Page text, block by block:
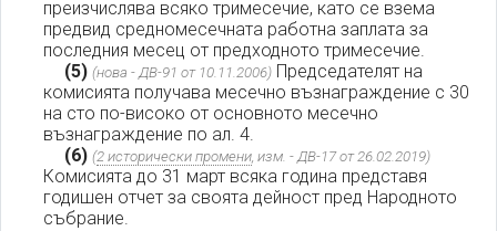
преизчислява всяко тримесечие, като се взема
предвид средномесечната работна заплата за
последния месец от предходното тримесечие.
(5) (нова - ДВ-91 от 10.11.2006) Председателят на
комисията получава месечно възнаграждение с 30
на сто по-високо от основното месечно
възнаграждение по ал. 4.
(6) (2 исторически промени, изм. - ДВ-17 от 26.02.2019)
Комисията до 31 март всяка година представя
годишен отчет за своята дейност пред Народното
събрание.